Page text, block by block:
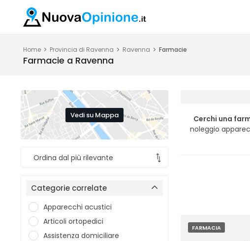
Home Provincia di Ravenna Ravenna Farmacie
Farmacie a Ravenna
Vedi su Mappa
Categorie correlate
Apparecchi acustici
Articoli ortopedici
Assistenza domiciliare
Cerchi una
noleggio
FARMACIA